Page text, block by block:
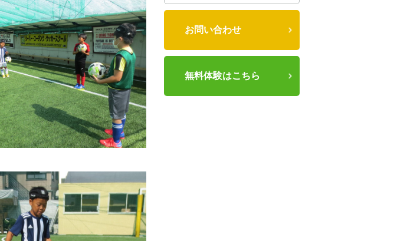
お問い合わせ
無料体験はこちら